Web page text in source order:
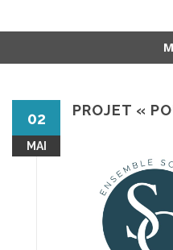
02
MAI
PROJET «